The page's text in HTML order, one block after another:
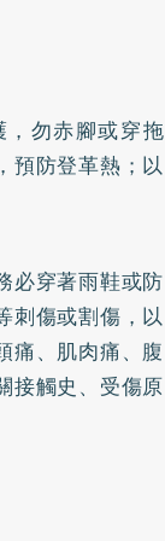
勿赤腳或穿拖
預防登革熱；以
必穿著雨鞋或防
刺傷或割傷，以
痛、肌肉痛、腹
接觸史、受傷原